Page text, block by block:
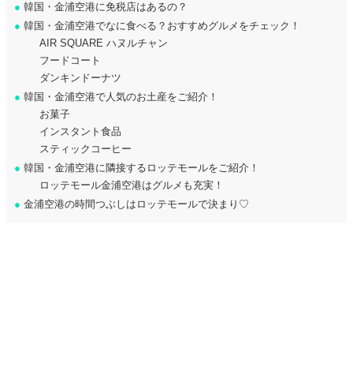
● 韓国・金浦空港に免税店はあるの？
● 韓国・金浦空港でなに食べる？おすすめグルメをチェック！
AIR SQUARE ハヌルチャン
フードコート
ダンキンドーナツ
● 韓国・金浦空港で人気のお土産をご紹介！
お菓子
インスタント食品
スティックコーヒー
● 韓国・金浦空港に隣接するロッテモールをご紹介！
ロッテモール金浦空港はグルメも充実！
● 金浦空港の時間つぶしはロッテモールで決まり♡